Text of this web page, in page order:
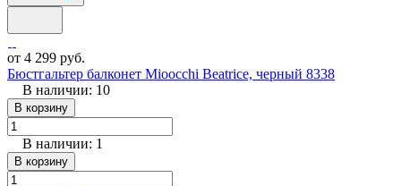
от 4 299 руб.
Бюстгальтер балконет Mioocchi Beatrice, черный 8338
В наличии: 10
В корзину
В наличии: 1
В корзину